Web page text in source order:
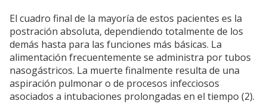
El cuadro final de la mayoría de estos pacientes es la
postración absoluta, dependiendo totalmente de los
demás hasta para las funciones más básicas. La
alimentación frecuentemente se administra por tubos
nasogástricos. La muerte finalmente resulta de una
aspiración pulmonar o de procesos infecciosos
asociados a intubaciones prolongadas en el tiempo (2).